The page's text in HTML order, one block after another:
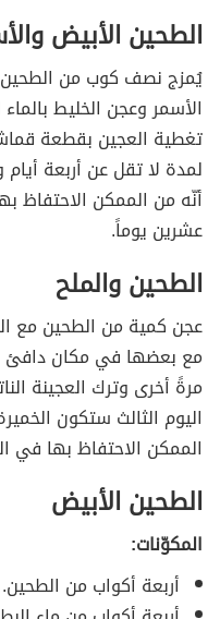
الطحين الأبيض
يُمزج نصف كوب من الطحين
الأسمر وعجن الخليط
تغطية العجين بقطعة
لمدة لا تقل عن أربعة
أنّه من الممكن الاحتفاظ
عشرين يوماً.
الطحين والملح
عجن كمية من الطحين مع
مع بعضها في مكان دافئ
مرةً أخرى وترك العجينة
اليوم الثالث ستكون
الممكن الاحتفاظ بها في
الطحين الأبيض
المكوّنات:
أربعة أكواب من الطحين.